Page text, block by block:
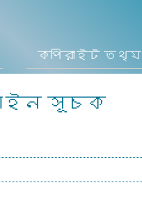
কপিরাইট তথ্য
সূচক